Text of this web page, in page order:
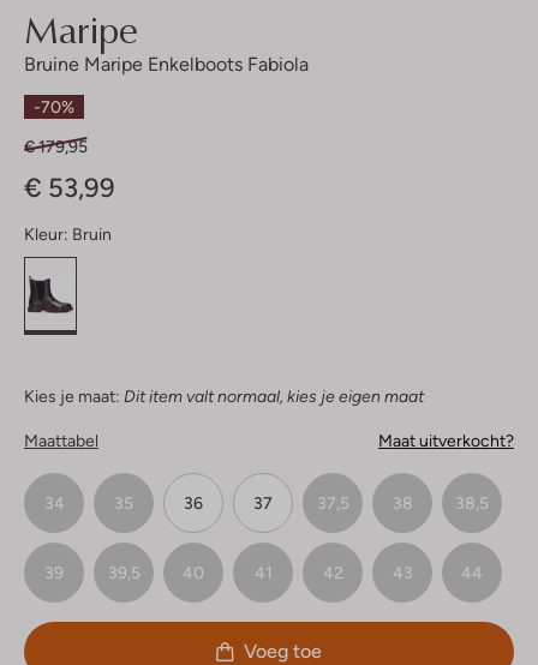
Maripe
Bruine Maripe Enkelboots Fabiola
-70%
€ 179,95
€ 53,99
Kleur: Bruin
Kies je maat: Dit item valt normaal, kies je eigen maat
Maattabel Maat uitverkocht?
34 35 36 37 37,5 38 38,5
39 39,5 40 41 42 43 44
Voeg toe